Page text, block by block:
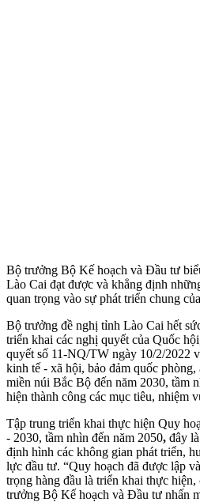
Bộ trưởng Bộ Kế hoạch và Đầu tư
Lào Cai đạt được và khẳng định
quan trọng vào sự phát triển chung
Bộ trưởng đề nghị tỉnh Lào Cai hết
triển khai các nghị quyết của Quốc
quyết số 11-NQ/TW ngày 10/2/2022
kinh tế - xã hội, bảo đảm quốc
miền núi Bắc Bộ đến năm 2030, tầm
hiện thành công các mục tiêu, nhiệm
Tập trung triển khai thực hiện Quy
- 2030, tầm nhìn đến năm 2050, đây
định hình các không gian phát triển,
lực đầu tư. “Quy hoạch đã được lập
trọng hàng đầu là triển khai thực
trưởng Bộ Kế hoạch và Đầu tư nhấn